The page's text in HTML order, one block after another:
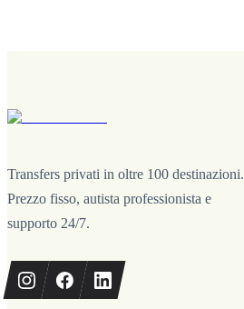
Transfers privati in oltre 100 destinazioni.
Prezzo fisso, autista professionista e
supporto 24/7.